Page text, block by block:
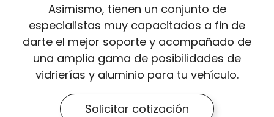
Asimismo, tienen un conjunto de
especialistas muy capacitados a fin de
darte el mejor soporte y acompañado de
una amplia gama de posibilidades de
vidrierías y aluminio para tu vehículo.
Solicitar cotización